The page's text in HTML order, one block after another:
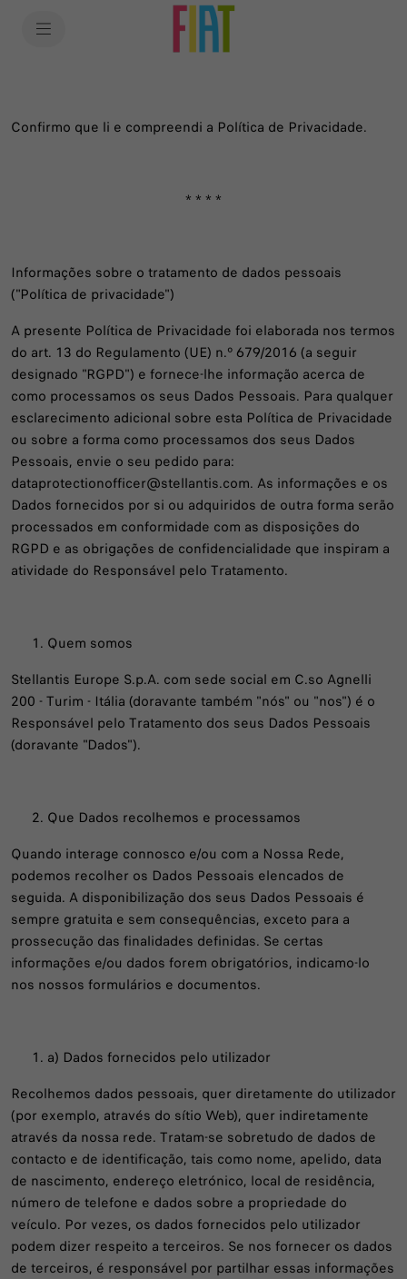
Confirmo que li e compreendi a Política de Privacidade.
* * * *
Informações sobre o tratamento de dados pessoais
("Política de privacidade")
A presente Política de Privacidade foi elaborada nos termos
do art. 13 do Regulamento (UE) n.º 679/2016 (a seguir
designado "RGPD") e fornece-lhe informação acerca de
como processamos os seus Dados Pessoais. Para qualquer
esclarecimento adicional sobre esta Política de Privacidade
ou sobre a forma como processamos dos seus Dados
Pessoais, envie o seu pedido para:
dataprotectionofficer@stellantis.com. As informações e os
Dados fornecidos por si ou adquiridos de outra forma serão
processados em conformidade com as disposições do
RGPD e as obrigações de confidencialidade que inspiram a
atividade do Responsável pelo Tratamento.
Quem somos
Stellantis Europe S.p.A. com sede social em C.so Agnelli
200 - Turim - Itália (doravante também "nós" ou "nos") é o
Responsável pelo Tratamento dos seus Dados Pessoais
(doravante "Dados").
Que Dados recolhemos e processamos
Quando interage connosco e/ou com a Nossa Rede,
podemos recolher os Dados Pessoais elencados de
seguida. A disponibilização dos seus Dados Pessoais é
sempre gratuita e sem consequências, exceto para a
prossecução das finalidades definidas. Se certas
informações e/ou dados forem obrigatórios, indicamo-lo
nos nossos formulários e documentos.
a) Dados fornecidos pelo utilizador
Recolhemos dados pessoais, quer diretamente do utilizador
(por exemplo, através do sítio Web), quer indiretamente
através da nossa rede. Tratam-se sobretudo de dados de
contacto e de identificação, tais como nome, apelido, data
de nascimento, endereço eletrónico, local de residência,
número de telefone e dados sobre a propriedade do
veículo. Por vezes, os dados fornecidos pelo utilizador
podem dizer respeito a terceiros. Se nos fornecer os dados
de terceiros, é responsável por partilhar essas informações